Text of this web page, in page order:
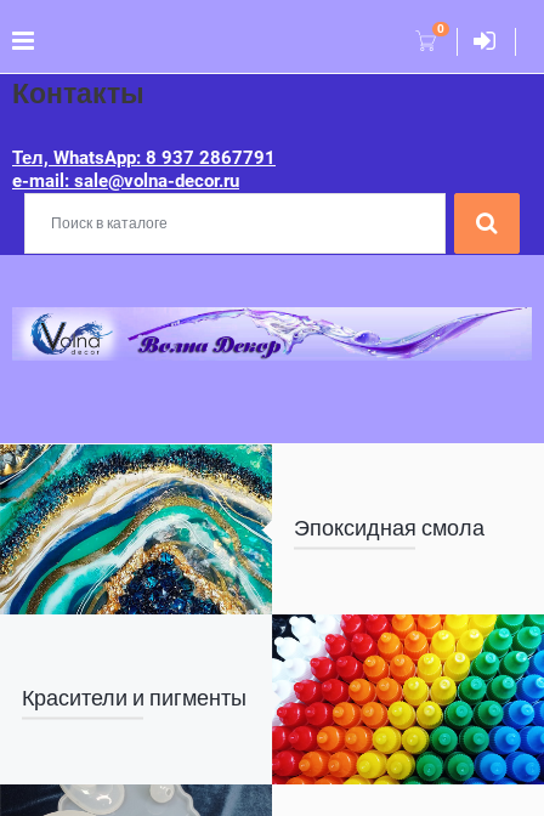
0
Контакты
Тел, WhatsApp: 8 937 2867791
e-mail: sale@volna-decor.ru
Эпоксидная смола
Красители и пигменты